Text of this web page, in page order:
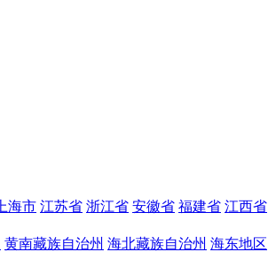
上海市 江苏省 浙江省 安徽省 福建省 江西省
黄南藏族自治州 海北藏族自治州 海东地区